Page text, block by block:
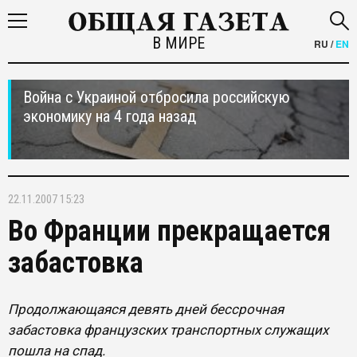
В МИРЕ RU /EN
Война с Украиной отбросила российскую
экономику на 4 года назад
22.11.2007 15:23
Во Франции прекращается
забастовка
Продолжающаяся девять дней бессрочная
забастовка французских транспортных служащих
пошла на спад.